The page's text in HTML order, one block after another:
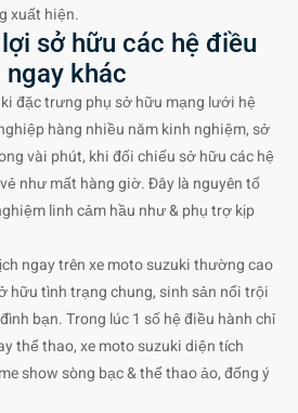
xuất hiện.
sở hữu các hệ điều
ngay khác
đặc trưng phụ sở hữu mạng lưới hệ
hàng nhiều năm kinh nghiệm, sở
vài phút, khi đối chiếu sở hữu các hệ
như mất hàng giờ. Đây là nguyên tố
linh cảm hầu như & phụ trợ kịp
ngay trên xe moto suzuki thường cao
hữu tình trạng chung, sinh sản nổi trội
bạn. Trong lúc 1 số hệ điều hành chỉ
thể thao, xe moto suzuki diện tích
show sòng bạc & thể thao ảo, đống ý